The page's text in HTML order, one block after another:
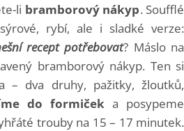
li bramborový nákyp. Soufflé
rybí, ale i sladké verze:
recept potřebovat? Máslo na
bramborový nákyp. Ten si
– dva druhy, pažitky, žloutků,
do formiček a posypeme
trouby na 15 – 17 minutek.